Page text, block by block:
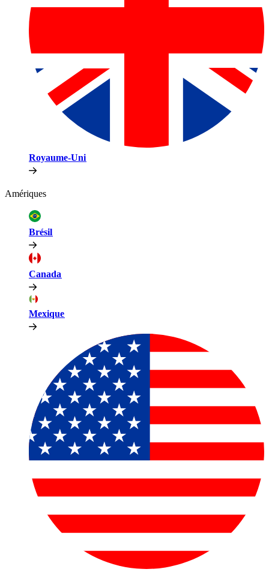
Royaume-Uni​​
Amériques​​
Brésil​​
Canada​​
Mexique​​